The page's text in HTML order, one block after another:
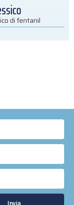
di fentanil
Invia